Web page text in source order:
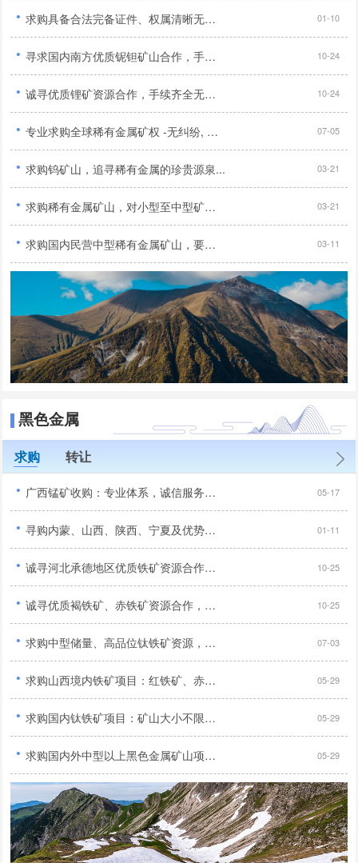
· 求购具备合法完备证件、权属清晰无纠纷且无任何诉讼风险的优质锂矿资源项目... 01-10
· 寻求国内南方优质铌钽矿山合作，手续齐全品位达标优先... 10-24
· 诚寻优质锂矿资源合作，手续齐全无纠纷优先,合作顺利... 10-24
· 专业求购全球稀有金属矿权 -无纠纷, 寻求长期合作伙伴... 07-05
· 求购钨矿山，追寻稀有金属的珍贵源泉... 03-21
· 求购稀有金属矿山，对小型至中型矿山感兴趣... 03-21
· 求购国内民营中型稀有金属矿山，要求手续齐全... 03-11
黑色金属
求购 转让
· 广西锰矿收购：专业体系，诚信服务，合作共赢... 05-17
· 寻购内蒙、山西、陕西、宁夏及优势地区优质铁矿项目... 01-11
· 诚寻河北承德地区优质铁矿资源合作，手续齐全无纠纷优先... 10-25
· 诚寻优质褐铁矿、赤铁矿资源合作，手续齐全无纠纷优先... 10-25
· 求购中型储量、高品位钛铁矿资源，需具备合法采矿证件，寻求长期合作伙伴共同开发... 07-03
· 求购山西境内铁矿项目：红铁矿、赤铁矿、褐铁矿、菱铁矿、镜铁矿及高碳难选金矿... 05-29
· 求购国内钛铁矿项目：矿山大小不限，采矿证或探矿证均可... 05-29
· 求购国内外中型以上黑色金属矿山项目：铁矿、钒钛磁铁矿、锰矿、铬矿，手续齐全... 05-29